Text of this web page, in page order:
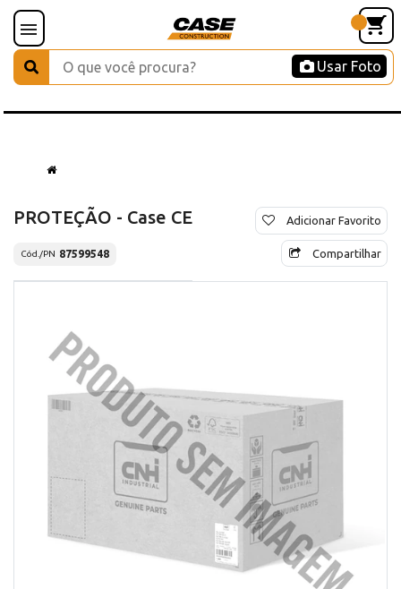
Usar Foto
PROTEÇÃO - Case CE
Cód./PN 87599548
Adicionar Favorito
Compartilhar